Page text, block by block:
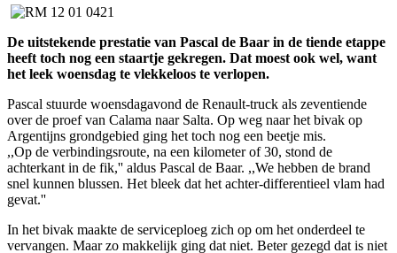
De uitstekende prestatie van Pascal de Baar in de tiende etappe
heeft toch nog een staartje gekregen. Dat moest ook wel, want
het leek woensdag te vlekkeloos te verlopen.
Pascal stuurde woensdagavond de Renault-truck als zeventiende
over de proef van Calama naar Salta. Op weg naar het bivak op
Argentijns grondgebied ging het toch nog een beetje mis.
,,Op de verbindingsroute, na een kilometer of 30, stond de
achterkant in de fik,'' aldus Pascal de Baar. ,,We hebben de brand
snel kunnen blussen. Het bleek dat het achter-differentieel vlam had
gevat.''
In het bivak maakte de serviceploeg zich op om het onderdeel te
vervangen. Maar zo makkelijk ging dat niet. Beter gezegd dat is niet